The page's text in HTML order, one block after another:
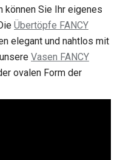
können Sie Ihr eigenes
Übertöpfe FANCY
elegant und nahtlos mit
Vasen FANCY
ovalen Form der